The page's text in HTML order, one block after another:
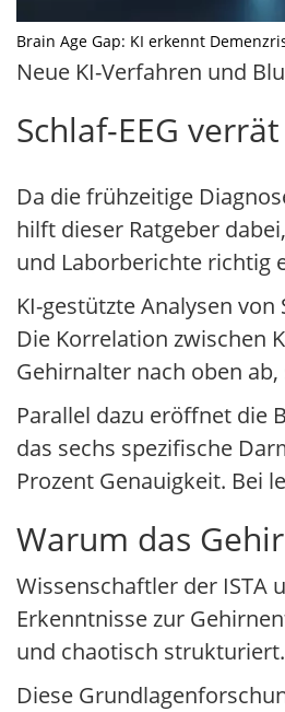
Brain Age Gap: KI erkennt
Neue KI-Verfahren und
Schlaf-EEG
Da die frühzeitige
hilft dieser Ratgeber
und Laborberichte richtig
KI-gestützte Analysen
Die Korrelation zwischen
Gehirnalter nach oben
Parallel dazu eröffnet die
das sechs spezifische
Prozent Genauigkeit. Bei
Warum das
Wissenschaftler der ISTA
Erkenntnisse zur
und chaotisch
Diese